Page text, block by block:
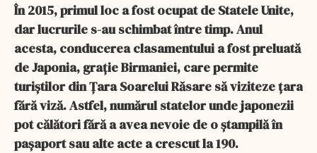
În 2015, primul loc a fost ocupat de Statele Unite,
dar lucrurile s-au schimbat între timp. Anul
acesta, conducerea clasamentului a fost preluată
de Japonia, grație Birmaniei, care permite
turiștilor din Țara Soarelui Răsare să viziteze țara
fără viză. Astfel, numărul statelor unde japonezii
pot călători fără a avea nevoie de o ștampilă în
pașaport sau alte acte a crescut la 190.